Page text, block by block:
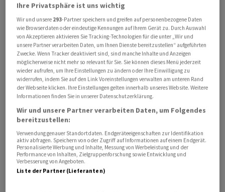
1. Tranche
Betrag:          250 Mio Fr. (mit Aufstockungsmöglichkeit)
Coupon:          0,950 Prozent
Emissionspreis:  100,067 Prozent
Laufzeit:        7 Jahre, bis 03.03.2033
Liberierung:     03.03.2026
Yield to Mat.:   0,940 Prozent
Spread (MS):     +66 BP
Spread (Govt.):  +84,5 BP
ISIN:            CH1515238488
Rating:          A3 (Moody's)
Kotierung:       SIX, ab 02.03.2026
Ihre Privatsphäre ist uns wichtig
Wir und unsere 293-Partner speichern und greifen auf personenbezogene Daten
wie Browserdaten oder eindeutige Kennungen auf Ihrem Gerät zu. Durch Auswahl
von Akzeptieren aktivieren Sie Tracking-Technologien für die unter „Wir und
unsere Partner verarbeiten Daten, um Ihnen Dienste bereitzustellen“ aufgeführten
Zwecke. Wenn Tracker deaktiviert sind, sind manche Inhalte und Anzeigen
möglicherweise nicht mehr so relevant für Sie. Sie können dieses Menü jederzeit
wieder aufrufen, um Ihre Einstellungen zu ändern oder Ihre Einwilligung zu
widerrufen, indem Sie auf den Link Voreinstellungen verwalten am unteren Rand
der Webseite klicken. Ihre Einstellungen gelten innerhalb unseres Website. Weitere
Informationen finden Sie in unserer Datenschutzerklärung.
Wir und unsere Partner verarbeiten Daten, um Folgendes
bereitzustellen:
Verwendung genauer Standortdaten. Endgeräteeigenschaften zur Identifikation
aktiv abfragen. Speichern von oder Zugriff auf Informationen auf einem Endgerät.
Personalisierte Werbung und Inhalte, Messung von Werbeleistung und der
Performance von Inhalten, Zielgruppenforschung sowie Entwicklung und
Verbesserung von Angeboten.
Liste der Partner (Lieferanten)